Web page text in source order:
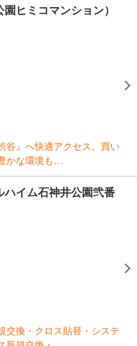
ヒミコマンション）
谷』へ快適アクセス。買い
かな環境も…
ハイム石神井公園弐番
交換・クロス貼替・システ